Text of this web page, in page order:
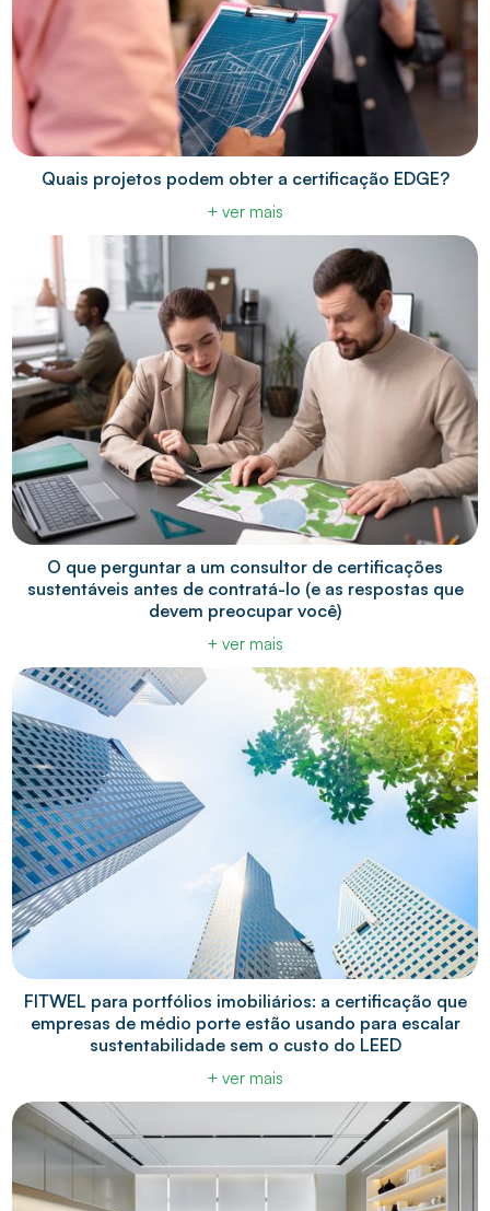
Quais projetos podem obter a certificação EDGE?
+ ver mais
O que perguntar a um consultor de certificações
sustentáveis antes de contratá-lo (e as respostas que
devem preocupar você)
+ ver mais
FITWEL para portfólios imobiliários: a certificação que
empresas de médio porte estão usando para escalar
sustentabilidade sem o custo do LEED
+ ver mais